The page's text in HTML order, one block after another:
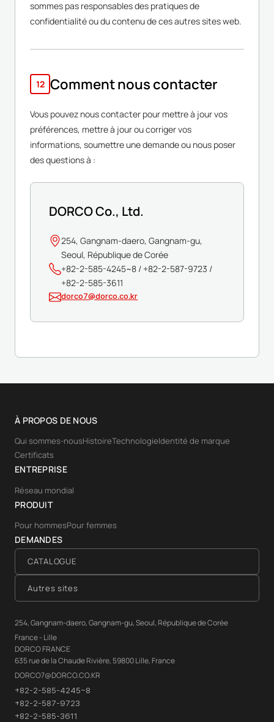
sommes pas responsables des pratiques de
confidentialité ou du contenu de ces autres sites web.
12 Comment nous contacter
Vous pouvez nous contacter pour mettre à jour vos
préférences, mettre à jour ou corriger vos
informations, soumettre une demande ou nous poser
des questions à :
DORCO Co., Ltd.
254, Gangnam-daero, Gangnam-gu,
Seoul, République de Corée
+82-2-585-4245~8 / +82-2-587-9723 /
+82-2-585-3611
dorco7@dorco.co.kr
À PROPOS DE NOUS
Qui sommes-nousHistoireTechnologieIdentité de marque
Certificats
ENTREPRISE
Réseau mondial
PRODUIT
Pour hommesPour femmes
DEMANDES
CATALOGUE
Autres sites
254, Gangnam-daero, Gangnam-gu, Seoul, République de Corée
France - Lille
DORCO FRANCE
635 rue de la Chaude Rivière, 59800 Lille, France
DORCO7@DORCO.CO.KR
+82-2-585-4245~8
+82-2-587-9723
+82-2-585-3611